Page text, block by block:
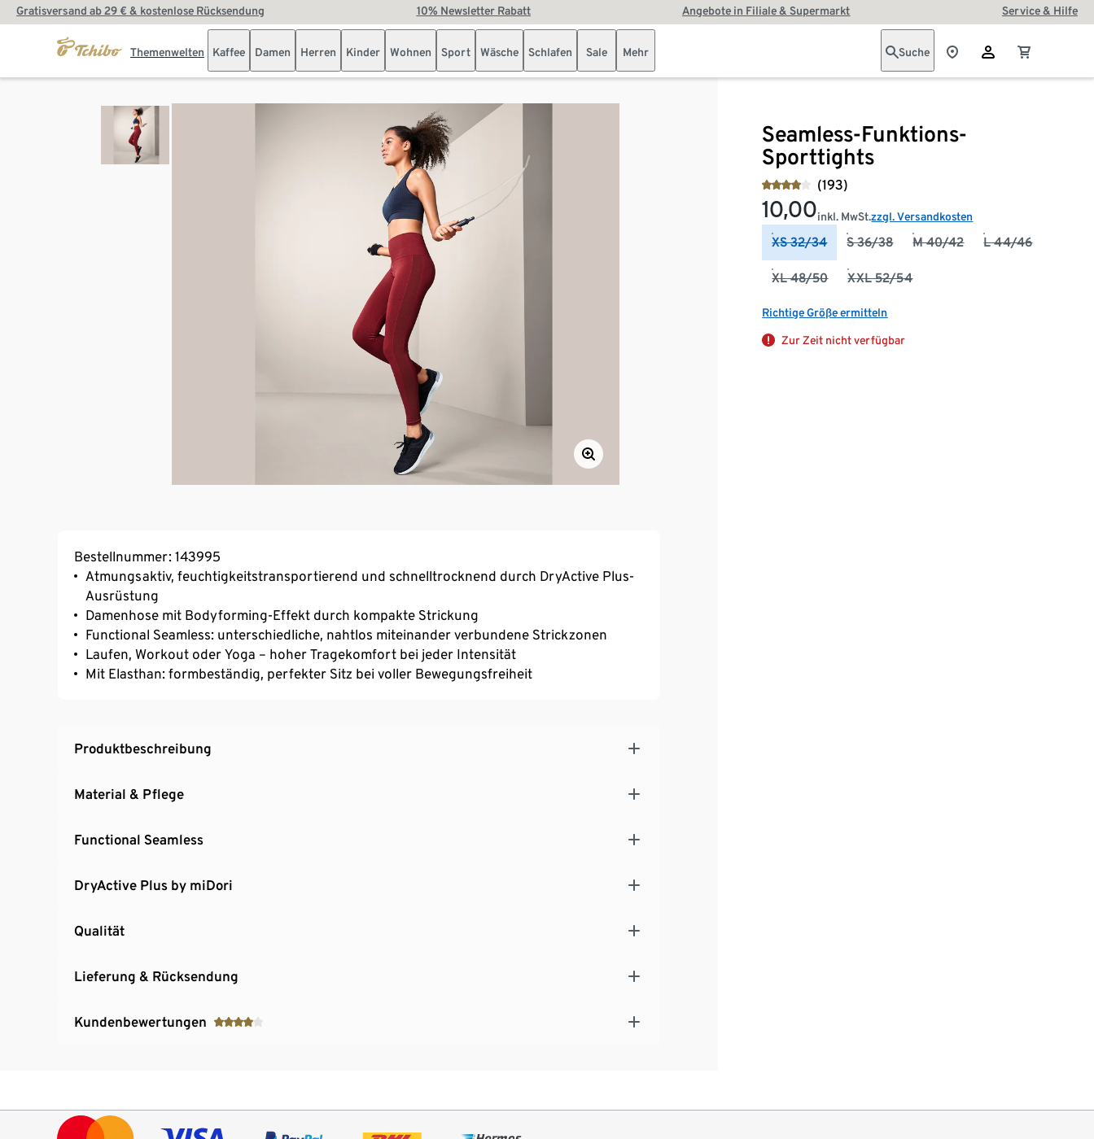
Gratisversand ab 29 € & kostenlose Rücksendung 10% Newsletter Rabatt Angebote in Filiale & Supermarkt Service & Hilfe
Themenwelten Kaffee Damen Herren Kinder Wohnen Sport Wäsche Schlafen Sale Mehr Suche
Seamless-Funktions-
Sporttights
(193)
10,00inkl. MwSt.zzgl. Versandkosten
XS 32/34 S 36/38 M 40/42 L 44/46
XL 48/50 XXL 52/54
Richtige Größe ermitteln
Zur Zeit nicht verfügbar
Bestellnummer: 143995
Atmungsaktiv, feuchtigkeitstransportierend und schnelltrocknend durch DryActive Plus-
Ausrüstung
Damenhose mit Bodyforming-Effekt durch kompakte Strickung
Functional Seamless: unterschiedliche, nahtlos miteinander verbundene Strickzonen
Laufen, Workout oder Yoga – hoher Tragekomfort bei jeder Intensität
Mit Elasthan: formbeständig, perfekter Sitz bei voller Bewegungsfreiheit
Produktbeschreibung
Material & Pflege
Functional Seamless
DryActive Plus by miDori
Qualität
Lieferung & Rücksendung
Kundenbewertungen